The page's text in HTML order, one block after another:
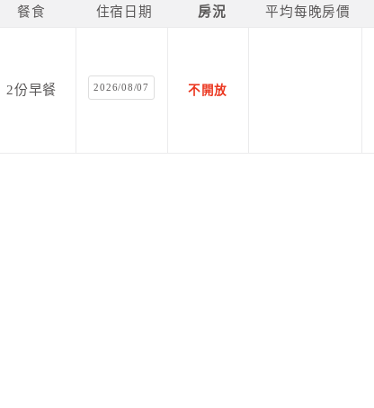
餐食 住宿日期 房況 平均每晚房價
2份早餐 2026/08/07 不開放